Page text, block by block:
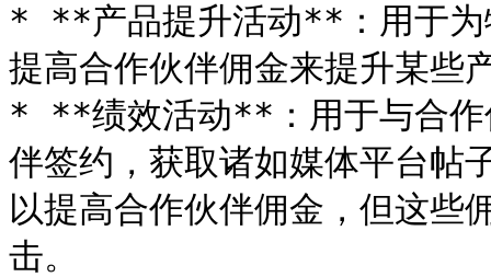
* **产品提升活动**：用于为
提高合作伙伴佣金来提升某些
* **绩效活动**：用于与合作
伴签约，获取诸如媒体平台帖
以提高合作伙伴佣金，但这些
击。